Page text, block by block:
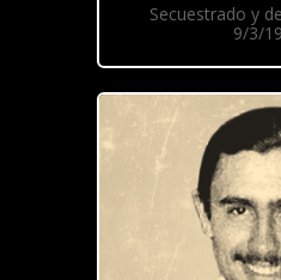
Secuestrado y
9/3/